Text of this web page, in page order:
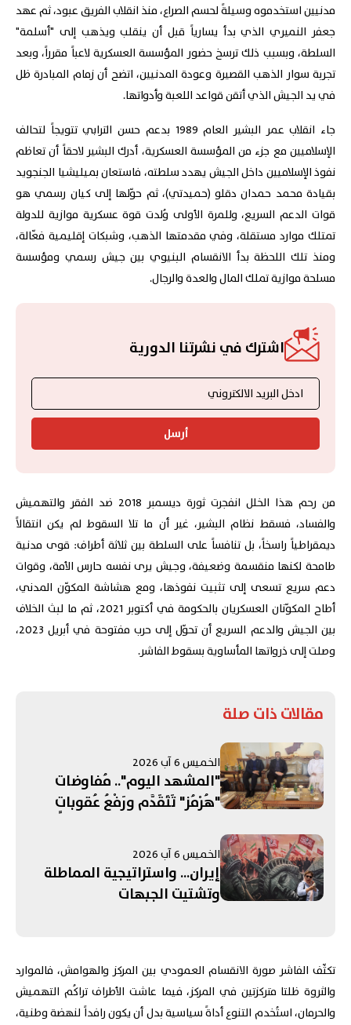
مدنيين استخدموه وسيلةً لحسم الصراع، منذ انقلاب الفريق عبود، ثم عهد
جعفر النميري الذي بدأ يسارياً قبل أن ينقلب ويذهب إلى "أسلمة"
السلطة، وبسبب ذلك ترسخ حضور المؤسسة العسكرية لاعباً مقرراً، وبعد
تجربة سوار الذهب القصيرة وعودة المدنيين، اتضح أن زمام المبادرة ظل
في يد الجيش الذي أتقن قواعد اللعبة وأدواتها.
جاء انقلاب عمر البشير العام 1989 بدعم حسن الترابي تتويجاً لتحالف
الإسلاميين مع جزء من المؤسسة العسكرية، أدرك البشير لاحقاً أن تعاظم
نفوذ الإسلاميين داخل الجيش يهدد سلطته، فاستعان بميليشيا الجنجويد
بقيادة محمد حمدان دقلو (حميدتي)، ثم حوّلها إلى كيان رسمي هو
قوات الدعم السريع، وللمرة الأولى وُلدت قوة عسكرية موازية للدولة
تمتلك موارد مستقلة، وفي مقدمتها الذهب، وشبكات إقليمية فعّالة،
ومنذ تلك اللحظة بدأ الانقسام البنيوي بين جيش رسمي ومؤسسة
مسلحة موازية تملك المال والعدة والرجال.
اشترك في نشرتنا الدورية
أرسل
من رحم هذا الخلل انفجرت ثورة ديسمبر 2018 ضد الفقر والتهميش
والفساد، فسقط نظام البشير، غير أن ما تلا السقوط لم يكن انتقالاً
ديمقراطياً راسخاً، بل تنافساً على السلطة بين ثلاثة أطراف: قوى مدنية
طامحة لكنها منقسمة وضعيفة، وجيش يرى نفسه حارس الأمة، وقوات
دعم سريع تسعى إلى تثبيت نفوذها، ومع هشاشة المكوّن المدني،
أطاح المكوّنان العسكريان بالحكومة في أكتوبر 2021، ثم ما لبث الخلاف
بين الجيش والدعم السريع أن تحوّل إلى حرب مفتوحة في أبريل 2023،
وصلت إلى ذرواتها المأساوية بسقوط الفاشر.
مقالات ذات صلة
الخميس 6 آب 2026
"المشهد اليوم".. مُفاوضات
"هُرْمُز" تَتَقَدَّم ورَفْعُ عُقوباتٍ
الإسرائيليُّ جَنوبًا يُبَدِّدُ الآمالَ
بِمُفاوَضاتِ روما... وإدانَةٌ عَرَبِيَّةٌ -
إسلامِيَّّةٌ لِانتِهاكاتِ الاحتِلالِ في
القُدس
الخميس 6 آب 2026
إيران... واستراتيجية المماطلة
وتشتيت الجبهات
تكثّف الفاشر صورة الانقسام العمودي بين المركز والهوامش، فالموارد
والثروة ظلتا متركزتين في المركز، فيما عاشت الأطراف تراكُم التهميش
والحرمان، استُخدم التنوع أداةً سياسية بدل أن يكون رافداً لنهضة وطنية،